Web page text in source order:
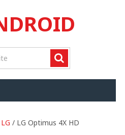
LG / LG Optimus 4X HD